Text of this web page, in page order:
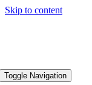
Skip to content
Toggle Navigation